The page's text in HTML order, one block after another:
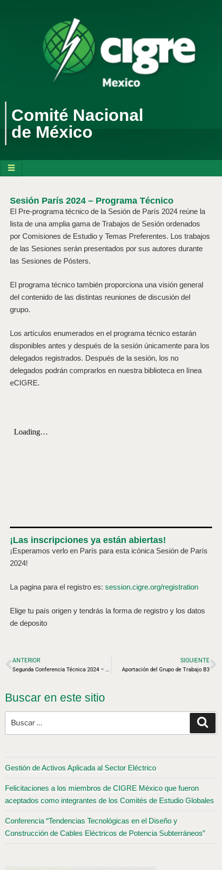
Comité Nacional
de México
Sesión París 2024 – Programa Técnico
El Pre-programa técnico de la Sesión de París 2024 reúne la
lista de una amplia gama de Trabajos de Sesión ordenados
por Comisiones de Estudio y Temas Preferentes. Los trabajos
de las Sesiones serán presentados por sus autores durante
las Sesiones de Pósters.
El programa técnico también proporciona una visión general
del contenido de las distintas reuniones de discusión del
grupo.
Los artículos enumerados en el programa técnico estarán
disponibles antes y después de la sesión únicamente para los
delegados registrados. Después de la sesión, los no
delegados podrán comprarlos en nuestra biblioteca en línea
eCIGRE.
¡Las inscripciones ya están abiertas!
¡Esperamos verlo en París para esta icónica Sesión de París
2024!
La pagina para el registro es: session.cigre.org/registration
Elige tu país origen y tendrás la forma de registro y los datos
de deposito
ANTERIOR
Segunda Conferencia Técnica 2024 – CIGRE México
SIGUIENTE
Aportación del Grupo de Trabajo B3
Buscar en este sitio
Gestión de Activos Aplicada al Sector Eléctrico
Felicitaciones a los miembros de CIGRE México que fueron
aceptados como integrantes de los Comités de Estudio Globales
Conferencia “Tendencias Tecnológicas en el Diseño y
Construcción de Cables Eléctricos de Potencia Subterráneos”